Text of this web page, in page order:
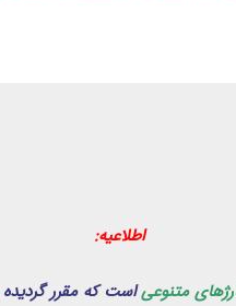
اطلاعیه:
متنوعیاست که مقرر گردیده